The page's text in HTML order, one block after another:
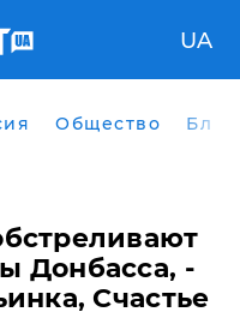
UA
Общество
Донбасса, -
Счастье